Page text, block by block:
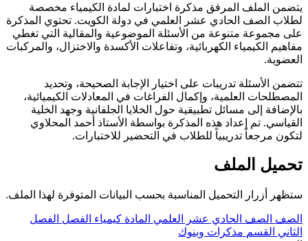
يتضمن الملف المرفق مذكرة اختبارات لمادة الكيمياء مخصصة
لطلاب الصف الحادي عشر العلمي في دولة الكويت. تحتوي المذكرة
على مجموعة متنوعة من الأسئلة الموضوعية والمقالية التي تغطي
مفاهيم الكيمياء الكهربائية، وتفاعلات الأكسدة والاختزال، والمركبات
العضوية.
تتضمن الأسئلة تدريبات على اختيار الإجابة الصحيحة، وتحديد
المصطلحات العلمية، وإكمال الفراغات في المعادلات الكيميائية،
بالإضافة إلى مسائل تطبيقية حول الخلايا الجلفانية وجهد الخلية
القياسي. تم إعداد هذه المذكرة بواسطة الأستاذ أحمد المحلاوي
لتكون مرجعاً تدريبياً للطلاب في التحضير للاختبارات.
تحميل الملف
ستظهر أزرار التحميل المناسبة بحسب البيانات المتوفرة لهذا الملف.
الصف الصف الحادي عشر العلمي المادة كيمياء الفصل
الفصل
الثاني
القسم مذكرات وبنوك